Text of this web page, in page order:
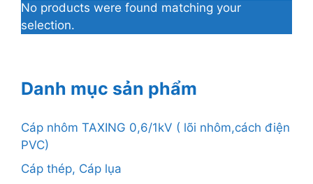
No products were found matching your
selection.
Danh mục sản phẩm
Cáp nhôm TAXING 0,6/1kV ( lõi nhôm,cách điện
PVC)
Cáp thép, Cáp lụa